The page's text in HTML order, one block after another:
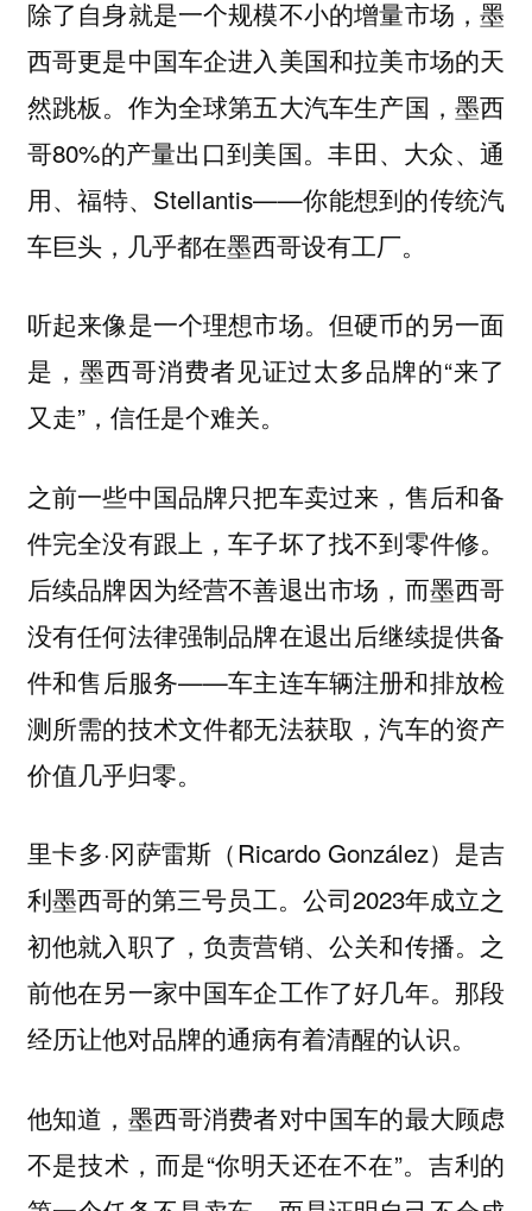
除了自身就是一个规模不小的增量市场，墨
西哥更是中国车企进入美国和拉美市场的天
然跳板。作为全球第五大汽车生产国，墨西
哥80%的产量出口到美国。丰田、大众、通
用、福特、Stellantis——你能想到的传统汽
车巨头，几乎都在墨西哥设有工厂。
听起来像是一个理想市场。但硬币的另一面
是，墨西哥消费者见证过太多品牌的“来了
又走”，信任是个难关。
之前一些中国品牌只把车卖过来，售后和备
件完全没有跟上，车子坏了找不到零件修。
后续品牌因为经营不善退出市场，而墨西哥
没有任何法律强制品牌在退出后继续提供备
件和售后服务——车主连车辆注册和排放检
测所需的技术文件都无法获取，汽车的资产
价值几乎归零。
里卡多·冈萨雷斯（Ricardo González）是吉
利墨西哥的第三号员工。公司2023年成立之
初他就入职了，负责营销、公关和传播。之
前他在另一家中国车企工作了好几年。那段
经历让他对品牌的通病有着清醒的认识。
他知道，墨西哥消费者对中国车的最大顾虑
不是技术，而是“你明天还在不在”。吉利的